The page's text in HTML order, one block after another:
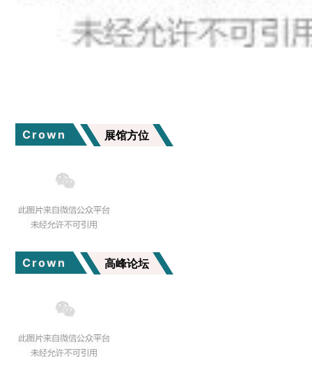
Crown 展馆方位
Crown 高峰论坛